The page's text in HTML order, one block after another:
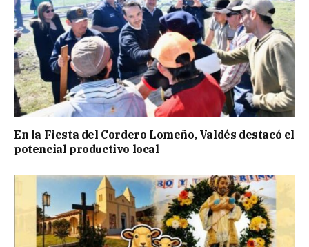
En la Fiesta del Cordero Lomeño, Valdés destacó el
potencial productivo local